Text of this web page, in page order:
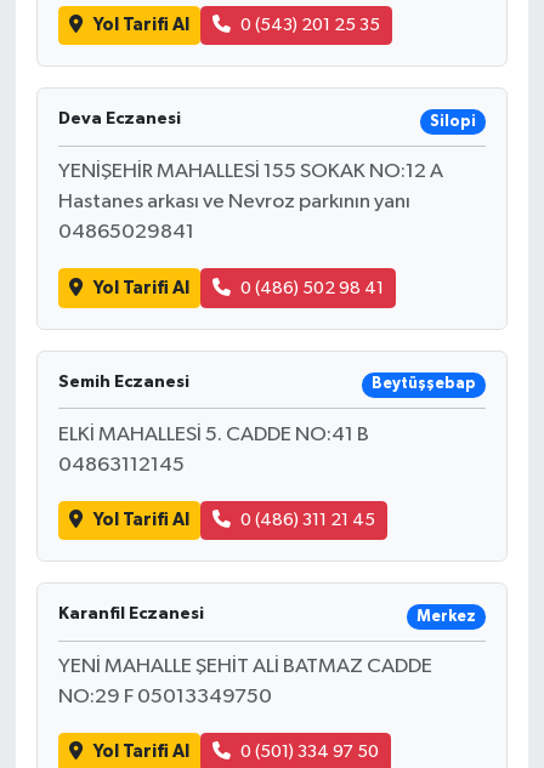
Yol Tarifi Al 0 (543) 201 25 35
Deva Eczanesi Silopi
YENİŞEHİR MAHALLESİ 155 SOKAK NO:12 A
Hastanes arkası ve Nevroz parkının yanı
04865029841
Yol Tarifi Al 0 (486) 502 98 41
Semih Eczanesi Beytüşşebap
ELKİ MAHALLESİ 5. CADDE NO:41 B
04863112145
Yol Tarifi Al 0 (486) 311 21 45
Karanfil Eczanesi Merkez
YENİ MAHALLE ŞEHİT ALİ BATMAZ CADDE
NO:29 F 05013349750
Yol Tarifi Al 0 (501) 334 97 50